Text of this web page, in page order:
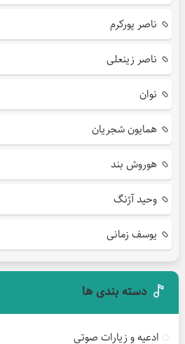
ناصر پورکرم
ناصر زینعلی
نوان
همایون شجریان
هوروش بند
وحید آژنگ
یوسف زمانی
دسته بندی ها
ادعیه و زیارات صوتی